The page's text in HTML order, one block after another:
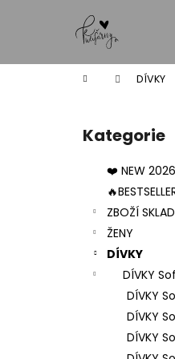
Domů DÍVKY
Přeskočit
kategorie
Kategorie
❤️ NEW
ZBOŽÍ
ŽENY
DÍVKY
DÍVKY
DÍVKY
DÍVKY
DÍVKY
í
Zpět
do
Zpět
do
DÁMSKÉ